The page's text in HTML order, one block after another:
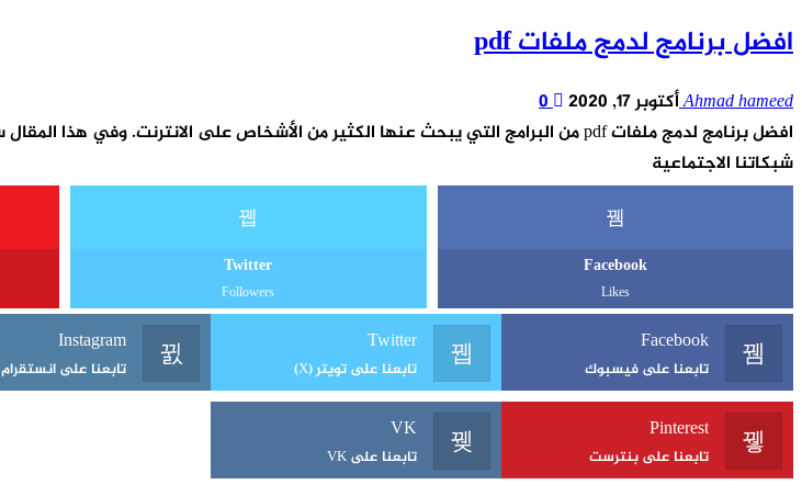
افضل برنامج لدمج ملفات pdf
Ahmad hameedأكتوبر 17, 2020
0
افضل برنامج لدمج ملفات pdf من البرامج التي يبحث عنها الكثير من الأشخاص على الانترنت. وفي هذا المقال سوف نتعرف على أهم البرامج
شبكاتنا الاجتماعية
Facebook
Likes
Twitter
Followers
Facebook
تابعنا على فيسبوك
Twitter
تابعنا على تويتر (X)
Instagram
تابعنا على انستقرام
Pinterest
تابعنا على بنترست
VK
تابعنا على VK